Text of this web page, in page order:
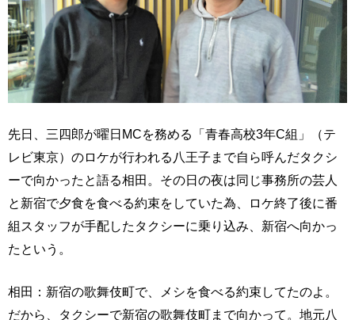
先日、三四郎が曜日MCを務める「青春高校3年C組」（テ
レビ東京）のロケが行われる八王子まで自ら呼んだタクシ
ーで向かったと語る相田。その日の夜は同じ事務所の芸人
と新宿で夕食を食べる約束をしていた為、ロケ終了後に番
組スタッフが手配したタクシーに乗り込み、新宿へ向かっ
たという。
相田：新宿の歌舞伎町で、メシを食べる約束してたのよ。
だから、タクシーで新宿の歌舞伎町まで向かって。地元八